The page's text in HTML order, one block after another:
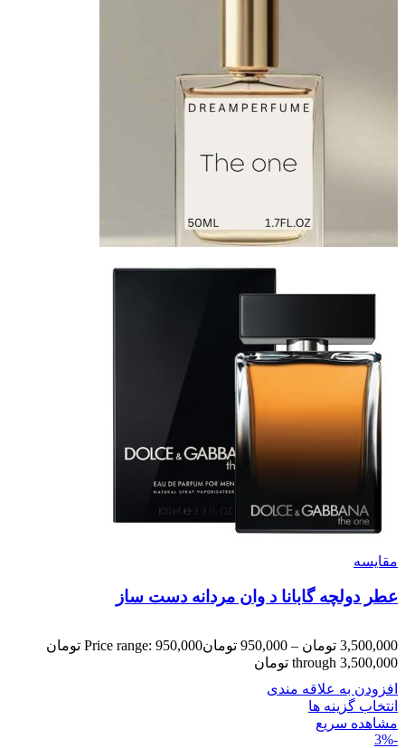
مقایسه
عطر دولچه گابانا د وان مردانه دست ساز
3,500,000 تومان –
950,000 تومان
Price range: 950,000 تومان
through 3,500,000 تومان
افزودن به علاقه مندی
انتخاب گزینه ها
مشاهده سریع
-3%